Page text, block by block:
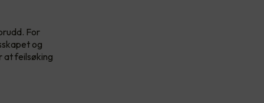
For
og
at feilsøking